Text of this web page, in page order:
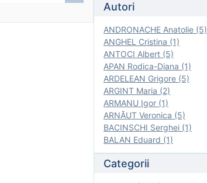
Autori
ANDRONACHE Anatolie (5)
ANGHEL Cristina (1)
ANTOCI Albert (5)
APAN Rodica-Diana (1)
ARDELEAN Grigore (5)
ARGINT Maria (2)
ARMANU Igor (1)
ARNĂUT Veronica (5)
BACINSCHI Serghei (1)
BALAN Eduard (1)
Categorii